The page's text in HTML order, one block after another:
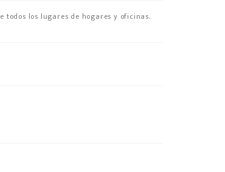
los lugares de hogares y oficinas.